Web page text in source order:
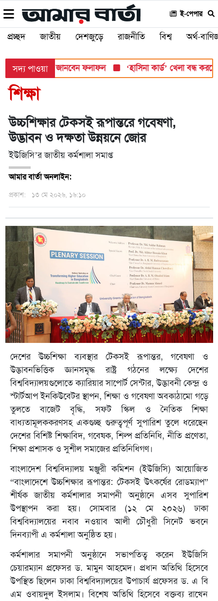
ই-পেপার
প্রচ্ছদ জাতীয় দেশজুড়ে রাজনীতি বিশ্ব অর্থ-
সদ্য পাওয়া
যেভাবে জানবেন ফলাফল ‘হাসিনা কার্ড’ খেলা বন্ধ করতে
শিক্ষা
উচ্চশিক্ষার টেকসই রূপান্তরে গবেষণা,
উদ্ভাবন ও দক্ষতা উন্নয়নে জোর
ইউজিসি’র জাতীয় কর্মশালা সমাপ্ত
আমার বার্তা অনলাইন:
প্রকাশ: ১৩ মে ২০২৬, ১৬:১০
দেশের উচ্চশিক্ষা ব্যবস্থার টেকসই রূপান্তর, গবেষণা ও
উদ্ভাবনভিত্তিক জ্ঞানসমৃদ্ধ রাষ্ট্র গঠনের লক্ষ্যে দেশের
বিশ্ববিদ্যালয়গুলোতে ক্যারিয়ার সাপোর্ট সেন্টার, উদ্ভাবনী কেন্দ্র ও
স্টার্টআপ ইনকিউবেটর স্থাপন, শিক্ষা ও গবেষণা অবকাঠামো গড়ে
তুলতে বাজেট বৃদ্ধি, সফট স্কিল ও নৈতিক শিক্ষা
বাধ্যতামূলককরণসহ একগুচ্ছ গুরুত্বপূর্ণ সুপারিশ তুলে ধরেছেন
দেশের বিশিষ্ট শিক্ষাবিদ, গবেষক, শিল্প প্রতিনিধি, নীতি প্রণেতা,
শিক্ষা প্রশাসক ও সুশীল সমাজের প্রতিনিধিগণ।
বাংলাদেশ বিশ্ববিদ্যালয় মঞ্জুরী কমিশন (ইউজিসি) আয়োজিত
“বাংলাদেশে উচ্চশিক্ষার রূপান্তর: টেকসই উৎকর্ষের রোডম্যাপ”
শীর্ষক জাতীয় কর্মশালার সমাপনী অনুষ্ঠানে এসব সুপারিশ
উপস্থাপন করা হয়। সোমবার (১২ মে ২০২৬) ঢাকা
বিশ্ববিদ্যালয়ের নবাব নওয়াব আলী চৌধুরী সিনেট ভবনে
দিনব্যাপী এ কর্মশালা অনুষ্ঠিত হয়।
কর্মশালার সমাপনী অনুষ্ঠানে সভাপতিত্ব করেন ইউজিসি
চেয়ারম্যান প্রফেসর ড. মামুন আহমেদ। প্রধান অতিথি হিসেবে
উপস্থিত ছিলেন ঢাকা বিশ্ববিদ্যালয়ের উপাচার্য প্রফেসর ড. এ বি
এম ওবায়দুল ইসলাম। বিশেষ অতিথি হিসেবে বক্তব্য রাখেন